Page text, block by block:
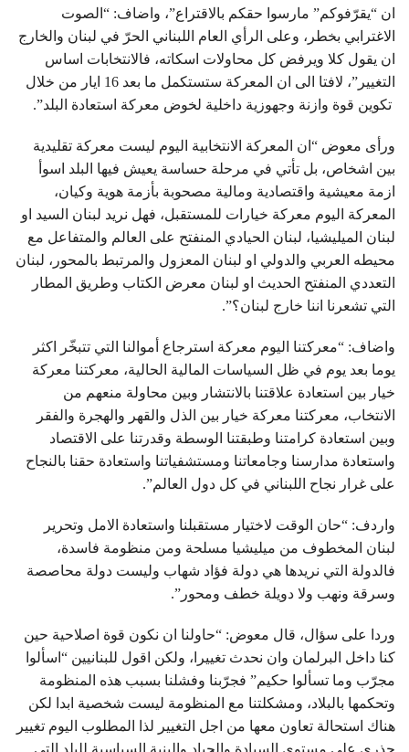
ان “يقرّفوكم” مارسوا حقكم بالاقتراع”، واضاف: “الصوت
الاغترابي بخطر، وعلى الرأي العام اللبناني الحرّ في لبنان والخارج
ان يقول كلا ويرفض كل محاولات اسكاته، فالانتخابات اساس
التغيير”، لافتا الى ان المعركة ستستكمل ما بعد 16 ايار من خلال
تكوين قوة وازنة وجهوزية داخلية لخوض معركة استعادة البلد”.
ورأى معوض “ان المعركة الانتخابية اليوم ليست معركة تقليدية
بين اشخاص، بل تأتي في مرحلة حساسة يعيش فيها البلد اسوأ
ازمة معيشية واقتصادية ومالية مصحوبة بأزمة هوية وكيان،
المعركة اليوم معركة خيارات للمستقبل، فهل نريد لبنان السيد او
لبنان الميليشيا، لبنان الحيادي المنفتح على العالم والمتفاعل مع
محيطه العربي والدولي او لبنان المعزول والمرتبط بالمحور، لبنان
التعددي المنفتح الحديث او لبنان معرض الكتاب وطريق المطار
التي تشعرنا اننا خارج لبنان؟”.
واضاف: “معركتنا اليوم معركة استرجاع أموالنا التي تتبخّر اكثر
يوما بعد يوم في ظل السياسات المالية الحالية، معركتنا معركة
خيار بين استعادة علاقتنا بالانتشار وبين محاولة منعهم من
الانتخاب، معركتنا معركة خيار بين الذل والقهر والهجرة والفقر
وبين استعادة كرامتنا وطبقتنا الوسطة وقدرتنا على الاقتصاد
واستعادة مدارسنا وجامعاتنا ومستشفياتنا واستعادة حقنا بالنجاح
على غرار نجاح اللبناني في كل دول العالم”.
واردف: “حان الوقت لاختيار مستقبلنا واستعادة الامل وتحرير
لبنان المخطوف من ميليشيا مسلحة ومن منظومة فاسدة،
فالدولة التي نريدها هي دولة فؤاد شهاب وليست دولة محاصصة
وسرقة ونهب ولا دويلة خطف ومحور”.
وردا على سؤال، قال معوض: “حاولنا ان نكون قوة اصلاحية حين
كنا داخل البرلمان وان نحدث تغييرا، ولكن اقول للبنانيين “اسألوا
مجرّب وما تسألوا حكيم” فجرّبنا وفشلنا بسبب هذه المنظومة
وتحكمها بالبلاد، ومشكلتنا مع المنظومة ليست شخصية ابدا لكن
هناك استحالة تعاون معها من اجل التغيير لذا المطلوب اليوم تغيير
جذري على مستوى السيادة والحياد والبنية السياسية للبلد التي